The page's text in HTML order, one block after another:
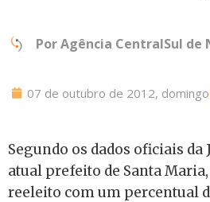
PorAgência CentralSul de
07 de outubro de 2012, domingo
Segundo os dados oficiais da
atual prefeito de Santa
reeleito com um percentual